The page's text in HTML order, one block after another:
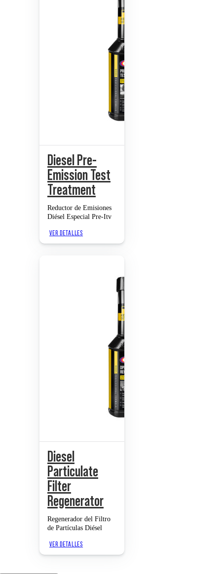
Diesel Pre-
Emission Test
Treatment
Reductor de Emisiones
Diésel Especial Pre-Itv
VER DETALLES
Diesel
Particulate
Filter
Regenerator
Regenerador del Filtro
de Partículas Diésel
VER DETALLES